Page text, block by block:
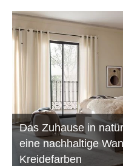
Das Zuhause in
eine nachhaltige
Kreidefarben